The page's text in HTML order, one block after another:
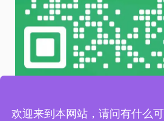
欢迎来到本网站，请问有什么